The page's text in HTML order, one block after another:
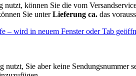
können Sie die vom
Sie unterLieferung ca. das
– wird in neuem Fenster oder Tab
Sie aber keine